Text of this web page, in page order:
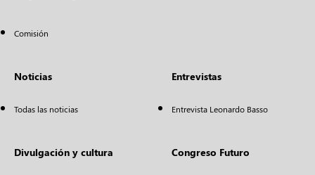
Comisión
Noticias
Todas las noticias
Entrevistas
Entrevista Leonardo Basso
Divulgación y cultura Congreso Futuro